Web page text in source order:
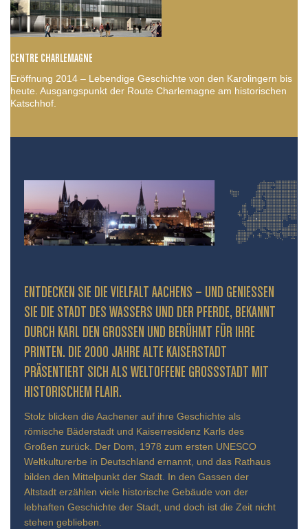
CENTRE CHARLEMAGNE
Eröffnung 2014 – Lebendige Geschichte von den Karolingern bis
heute. Ausgangspunkt der Route Charlemagne am historischen
Katschhof.
ENTDECKEN SIE DIE VIELFALT AACHENS – UND GENIESSEN S
IE DIE STADT DES WASSERS UND DER PFERDE, BEKANNT D
URCH KARL DEN GROSSEN UND BERÜHMT FÜR IHRE PR
INTEN. DIE 2000 JAHRE ALTE KAISERSTADT PR
ÄSENTIERT SICH ALS WELTOFFENE GROSSSTADT MIT HIS
TORISCHEM FLAIR.
Stolz blicken die Aachener auf ihre Geschichte als
römische Bäderstadt und Kaiserresidenz Karls des
Großen zurück. Der Dom, 1978 zum ersten UNESCO
Weltkulturerbe in Deutschland ernannt, und das Rathaus
bilden den Mittelpunkt der Stadt. In den Gassen der
Altstadt erzählen viele historische Gebäude von der
lebhaften Geschichte der Stadt, und doch ist die Zeit nicht
stehen geblieben.